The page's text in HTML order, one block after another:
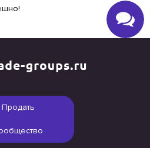
Продать